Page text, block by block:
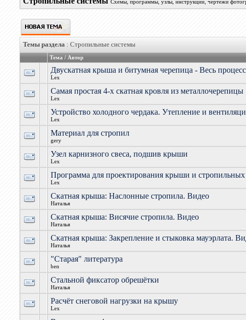
Схемы, программы, узлы, инструкции, чертежи
Темы раздела : Стропильные системы
Тема / Автор
Двускатная крыша и битумная черепица - Весь процесс
Lex
Самая простая 4-х скатная кровля из металлочерепицы
Lex
Устройство холодного чердака. Утепление и
Lex
Материал для стропил
gery
Узел карнизного свеса, подшив крыши
Lex
Программа для проектирования крыши и стропильных
Lex
Скатная крыша: Наслонные стропила. Видео
Наталья
Скатная крыша: Висячие стропила. Видео
Наталья
Скатная крыша: Закрепление и стыковка мауэрлата.
Наталья
"Старая" литература
ben
Стальной фиксатор обрешётки
Наталья
Расчёт снеговой нагрузки на крышу
Lex